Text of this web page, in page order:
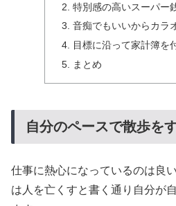
特別感の高いスーパー
音痴でもいいからカラ
目標に沿って家計簿を
まとめ
自分のペースで散歩を
仕事に熱心になっているのは良
は人を亡くすと書く通り自分が